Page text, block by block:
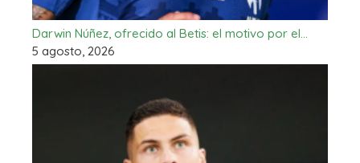
Darwin Núñez, ofrecido al Betis: el motivo por el…
5 agosto, 2026